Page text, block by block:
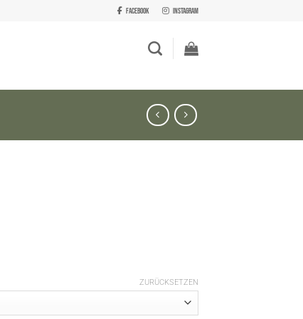
Facebook Instagram
ZURÜCKSETZEN